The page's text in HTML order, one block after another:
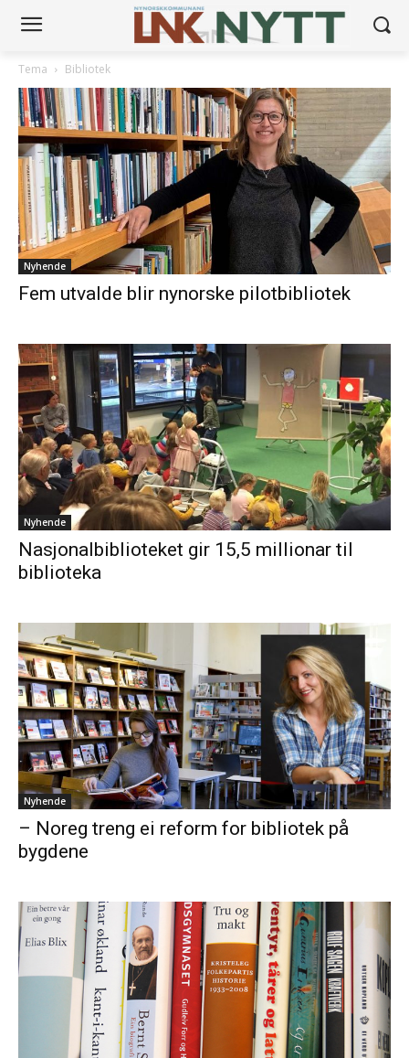
Tema Bibliotek
Nyhende
Fem utvalde blir nynorske pilotbibliotek
Nyhende
Nasjonalbiblioteket gir 15,5 millionar til
biblioteka
Nyhende
– Noreg treng ei reform for bibliotek på
bygdene